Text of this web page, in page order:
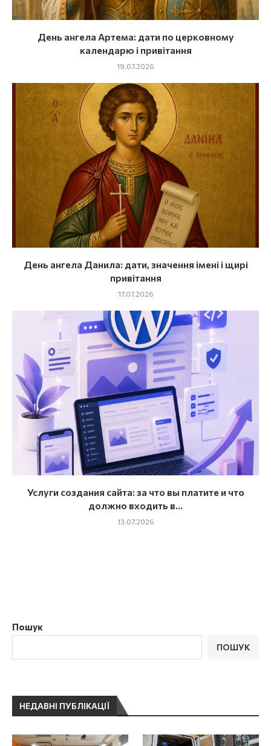
День ангела Артема: дати по церковному
календарю і привітання
19.07.2026
День ангела Данила: дати, значення імені і щирі
привітання
17.07.2026
Услуги создания сайта: за что вы платите и что
должно входить в...
13.07.2026
Пошук
ПОШУК
НЕДАВНІ ПУБЛІКАЦІЇ